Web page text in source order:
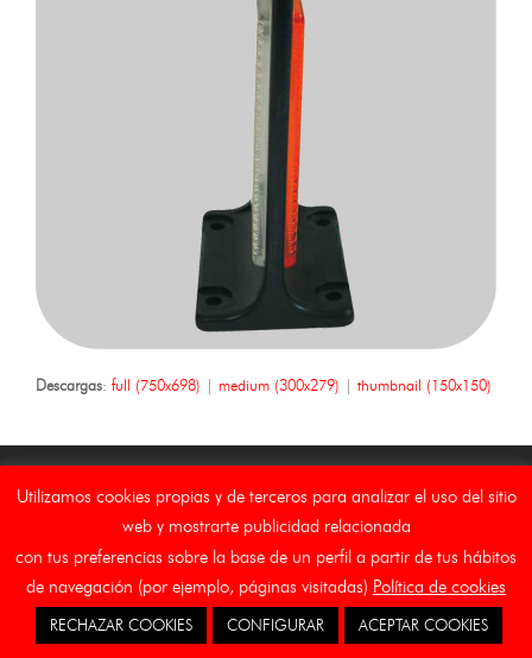
Descargas: full (750x698) | medium (300x279) | thumbnail (150x150)
Copyright Asebal (Auxiliar de Señalizaciones y Balizamientos,
S.L.)
Inicio
Aviso Legal Canal Etico Cookies
Utilizamos cookies propias y de terceros para analizar el uso del sitio
web y mostrarte publicidad relacionada
con tus preferencias sobre la base de un perfil a partir de tus hábitos
de navegación (por ejemplo, páginas visitadas) Política de cookies
RECHAZAR COOKIES CONFIGURAR ACEPTAR COOKIES